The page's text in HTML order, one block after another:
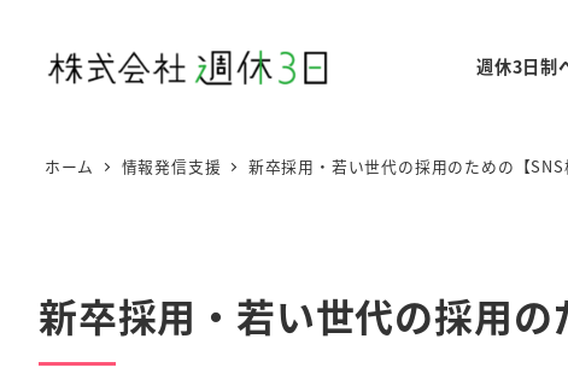
週休3日制
ホーム 情報発信支援 新卒採用・若い世代の採用のための【SNS
新卒採用・若い世代の採用の